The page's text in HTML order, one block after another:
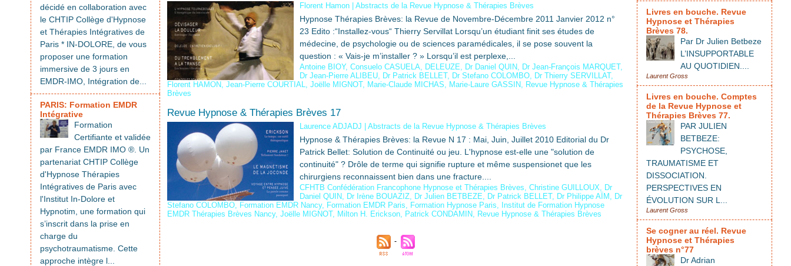
décidé en collaboration avec
le CHTIP Collège d'Hypnose
et Thérapies Intégratives de
Paris * IN-DOLORE, de vous
proposer une formation
immersive de 3 jours en
EMDR-IMO, Intégration de...
PARIS: Formation EMDR
Intégrative
Formation
Certifiante et validée
par France EMDR IMO ®. Un
partenariat CHTIP Collège
d'Hypnose Thérapies
Intégratives de Paris avec
l'Institut In-Dolore et
Hypnotim, une formation qui
s’inscrit dans la prise en
charge du
psychotraumatisme. Cette
approche intègre l...
Florent Hamon | Abstracts de la Revue Hypnose & Thérapies Brèves
Hypnose Thérapies Brèves: la Revue de Novembre-Décembre 2011 Janvier 2012 n°
23 Edito :“Installez-vous“ Thierry Servillat Lorsqu’un étudiant finit ses études de
médecine, de psychologie ou de sciences paramédicales, il se pose souvent la
question : « Vais-je m’installer ? » Lorsqu’il est perplexe,...
Antoine BIOY, Consuelo CASUELA DELEUZE Dr Daniel QUIN Dr Jean-François MARQUET,
Dr Jean-Pierre ALIBEU Dr Patrick BELLET, Dr Stefano COLOMBO Dr Thierry SERVILLAT,
Florent HAMON Jean-Pierre COURTIAL Joëlle MIGNOT, Marie-Claude MICHAS Marie-Laure GASSIN Revue Hypnose & Thérapies
Brèves
Revue Hypnose & Thérapies Brèves 17
Laurence ADJADJ | Abstracts de la Revue Hypnose & Thérapies Brèves
Hypnose & Thérapies Brèves: la Revue N 17 : Mai, Juin, Juillet 2010 Editorial du Dr
Patrick Bellet: Solution de Continuité ou jeu. L'hypnose est-elle une "solution de
continuité" ? Drôle de terme qui signifie rupture et même suspensionet que les
chirurgiens reconnaissent bien dans une fracture....
CFHTB Confédération Francophone Hypnose et Thérapies Brèves Christine GUILLOUX
Dr
Daniel QUIN Dr Irène BOUAZIZ Dr Julien BETBEZE Dr Patrick BELLET, Dr Philippe AÏM
Dr
Stefano COLOMBO Formation EMDR Nancy, Formation EMDR Paris Formation Hypnose Paris
Institut de Formation Hypnose
EMDR Thérapies Brèves Nancy, Joëlle MIGNOT, Milton H. Erickson Patrick CONDAMIN Revue Hypnose & Thérapies Brèves
Livres en bouche. Revue
Hypnose et Thérapies
Brèves 78.
Par Dr Julien Betbeze
L’INSUPPORTABLE
AU QUOTIDIEN....
Laurent Gross
Livres en bouche. Comptes
de la Revue Hypnose et
Thérapies Brèves 77.
PAR JULIEN
BETBEZE:
PSYCHOSE,
TRAUMATISME ET
DISSOCIATION.
PERSPECTIVES EN
ÉVOLUTION SUR L...
Laurent Gross
Se cogner au réel. Revue
Hypnose et Thérapies
brèves n°77
Dr Adrian